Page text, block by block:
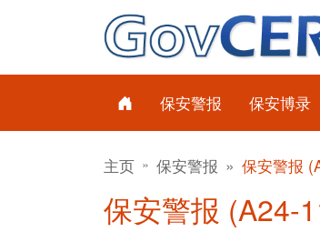
保安警报 保安博录
主页 保安警报 保安警报
保安警报 (A24-